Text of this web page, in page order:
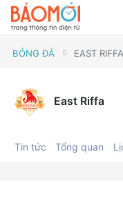
BÓNG ĐÁ EAST RIFFA
East Riffa
Tin tức Tổng quan